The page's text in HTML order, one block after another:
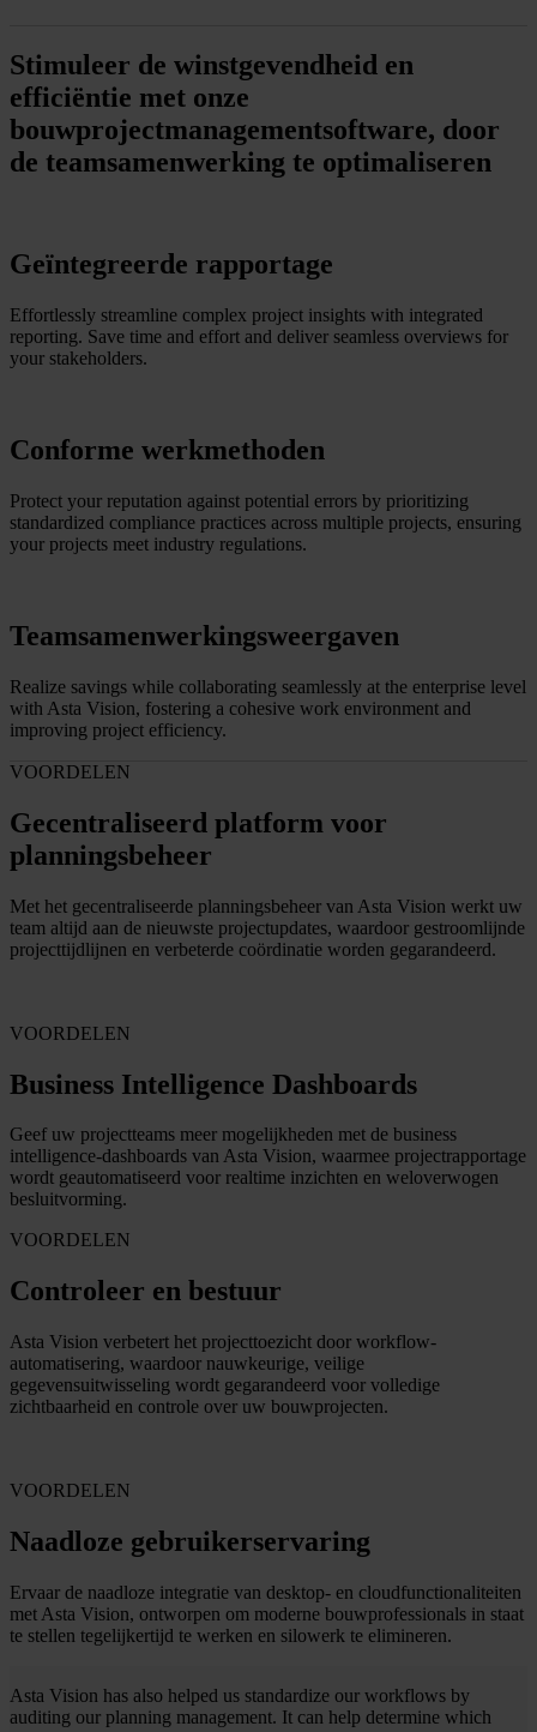
Stimuleer de winstgevendheid en
efficiëntie met onze
bouwprojectmanagementsoftware, door
de teamsamenwerking te optimaliseren
Geïntegreerde rapportage
Effortlessly streamline complex project insights with integrated
reporting. Save time and effort and deliver seamless overviews for
your stakeholders.
Conforme werkmethoden
Protect your reputation against potential errors by prioritizing
standardized compliance practices across multiple projects, ensuring
your projects meet industry regulations.
Teamsamenwerkingsweergaven
Realize savings while collaborating seamlessly at the enterprise level
with Asta Vision, fostering a cohesive work environment and
improving project efficiency.
VOORDELEN
Gecentraliseerd platform voor
planningsbeheer
Met het gecentraliseerde planningsbeheer van Asta Vision werkt uw
team altijd aan de nieuwste projectupdates, waardoor gestroomlijnde
projecttijdlijnen en verbeterde coördinatie worden gegarandeerd.
VOORDELEN
Business Intelligence Dashboards
Geef uw projectteams meer mogelijkheden met de business
intelligence-dashboards van Asta Vision, waarmee projectrapportage
wordt geautomatiseerd voor realtime inzichten en weloverwogen
besluitvorming.
VOORDELEN
Controleer en bestuur
Asta Vision verbetert het projecttoezicht door workflow-
automatisering, waardoor nauwkeurige, veilige
gegevensuitwisseling wordt gegarandeerd voor volledige
zichtbaarheid en controle over uw bouwprojecten.
VOORDELEN
Naadloze gebruikerservaring
Ervaar de naadloze integratie van desktop- en cloudfunctionaliteiten
met Asta Vision, ontworpen om moderne bouwprofessionals in staat
te stellen tegelijkertijd te werken en silowerk te elimineren.
Asta Vision has also helped us standardize our workflows by
auditing our planning management. It can help determine which